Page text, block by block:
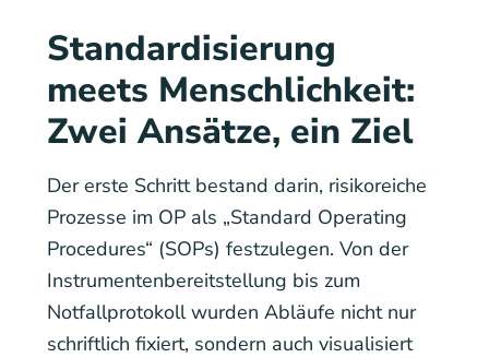
Standardisierung
meets Menschlichkeit:
Zwei Ansätze, ein Ziel
Der erste Schritt bestand darin, risikoreiche
Prozesse im OP als „Standard Operating
Procedures“ (SOPs) festzulegen. Von der
Instrumentenbereitstellung bis zum
Notfallprotokoll wurden Abläufe nicht nur
schriftlich fixiert, sondern auch visualisiert